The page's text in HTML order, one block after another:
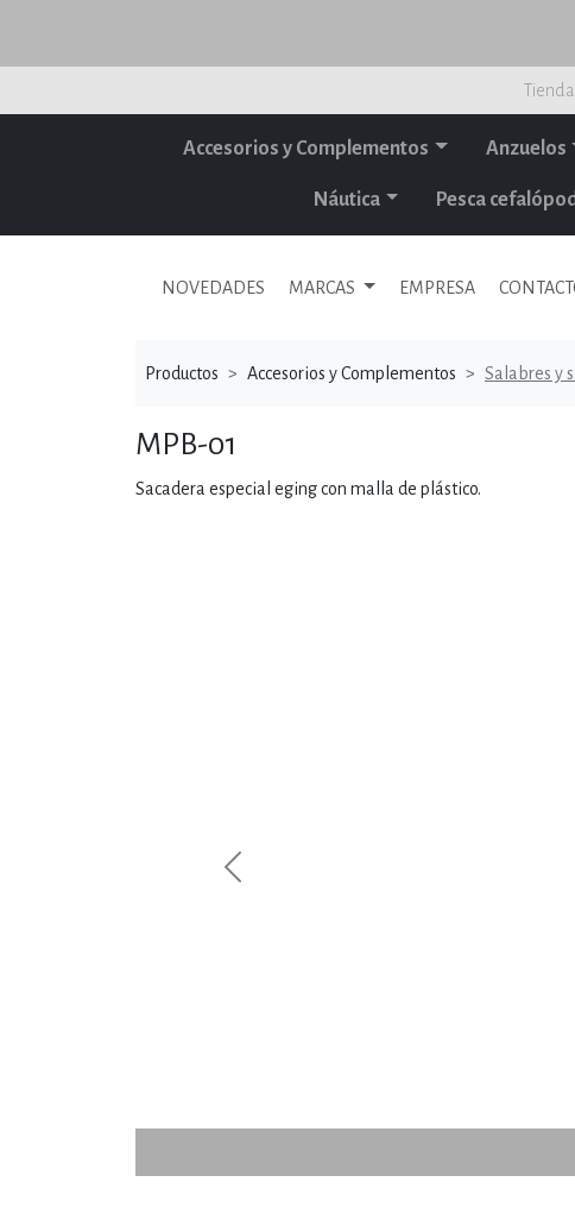
Accesorios y Complementos Anzuelos
Náutica Pesca
NOVEDADES MARCAS EMPRESA
Productos Accesorios y Complementos Salabres y
MPB-01
Sacadera especial eging con malla de plástico.
Previous